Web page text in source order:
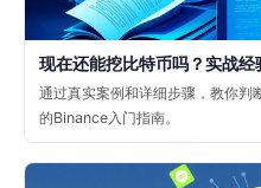
现在还能挖比特币吗？实战经
通过真实案例和详细步骤，教你判
的Binance入门指南。